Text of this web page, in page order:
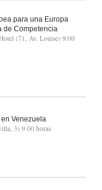
para una Europa
de Competencia
(71, Av. Louise) 9:00
Venezuela
3) 9.00 horas